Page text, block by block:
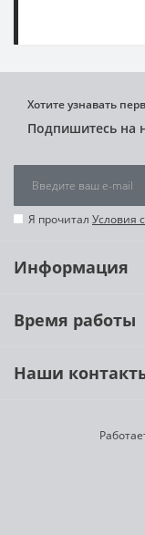
Хотите узнавать
Подпишитесь на
Я прочитал Условия
Информация
Время работы
Наши